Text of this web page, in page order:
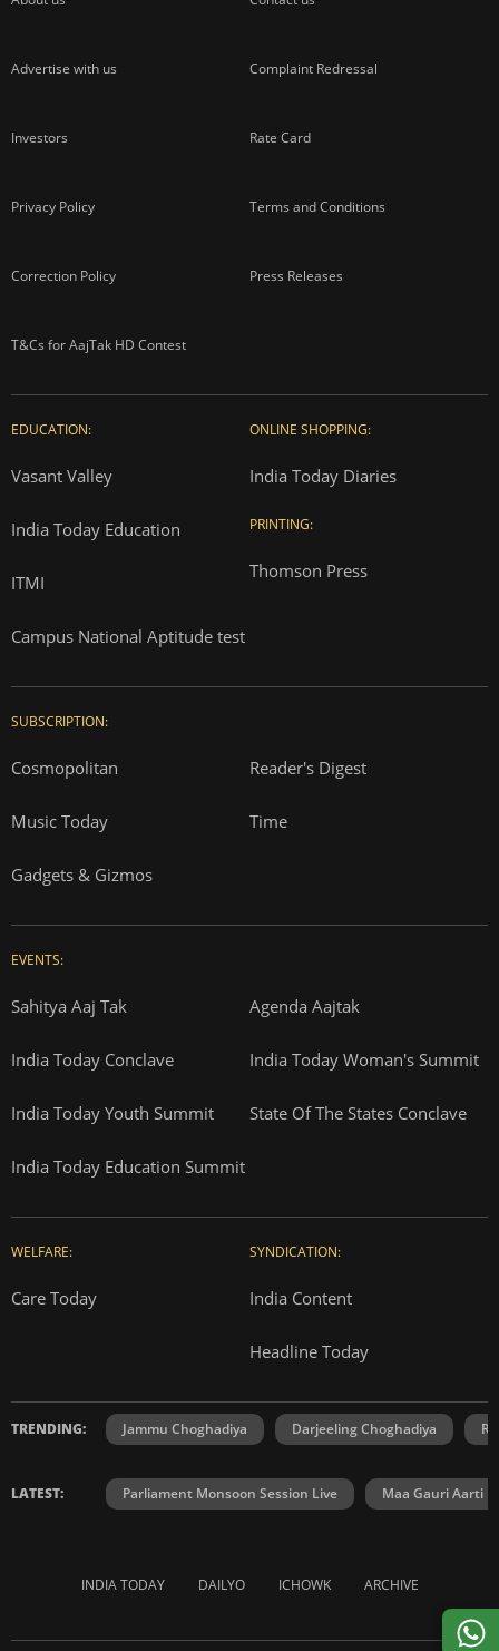
Advertise with us Complaint Redressal
Investors Rate Card
Privacy Policy Terms and Conditions
Correction Policy Press Releases
T&Cs for AajTak HD Contest
EDUCATION:
Vasant Valley
India Today Education
ITMI
Campus National Aptitude test
ONLINE SHOPPING:
India Today Diaries
PRINTING:
Thomson Press
SUBSCRIPTION:
Cosmopolitan Reader's Digest
Music Today Time
Gadgets & Gizmos
EVENTS:
Sahitya Aaj Tak Agenda Aajtak
India Today Conclave India Today Woman's Summit
India Today Youth Summit State Of The States Conclave
India Today Education Summit
WELFARE:
Care Today
SYNDICATION:
India Content
Headline Today
TRENDING: Jammu Choghadiya Darjeeling Choghadiya
LATEST: Parliament Monsoon Session Live Maa Gauri Aarti
INDIA TODAY DAILYO ICHOWK ARCHIVE